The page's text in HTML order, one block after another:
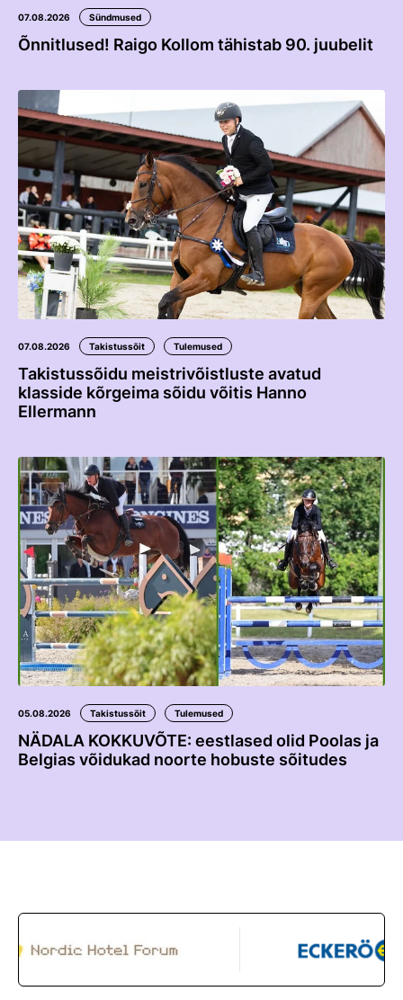
Välisvõistlustel Osaleja Meelespea
Regulatsioonid
Võistluskalender
Võistlussarjad
Edetabelid
Ametnikud
Koolitused
Välisvõistlustel Osaleja Meelespea
VOLTIŽEERIMINE
Välisvõistlustel Osaleja Meelespea
07.08.2026 Sündmused
Õnnitlused! Raigo Kollom tähistab 90. juubelit
07.08.2026 Takistussõit Tulemused
Takistussõidu meistrivõistluste avatud
klasside kõrgeima sõidu võitis Hanno
Ellermann
05.08.2026 Takistussõit Tulemused
NÄDALA KOKKUVÕTE: eestlased olid Poolas ja
Belgias võidukad noorte hobuste sõitudes